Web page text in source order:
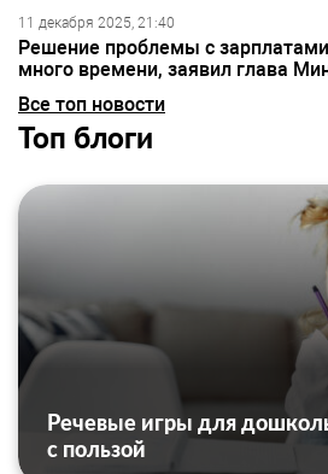
11 декабря 2025, 21:40
Решение проблемы с
много времени, заявил глава
Все топ новости
Топ блоги
Речевые игры для
с пользой